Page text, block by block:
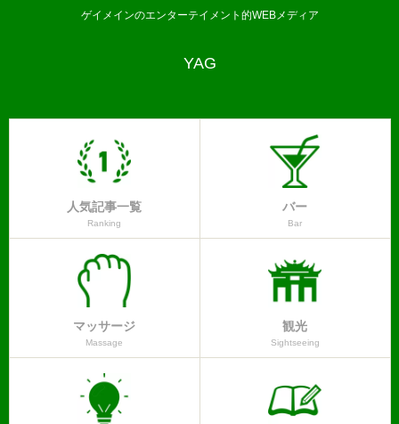
ゲイメインのエンターテイメント的WEBメディア
YAG
人気記事一覧
Ranking
バー
Bar
マッサージ
Massage
観光
Sightseeing